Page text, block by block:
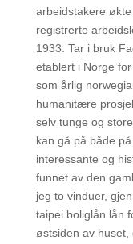
arbeidstakere
registrerte
1933. Tar i bruk
etablert i Norge
som årlig
humanitære
selv tunge og
kan gå på både
interessante og
funnet av den
jeg to vinduer,
taipei boliglån lån
østsiden av huset,